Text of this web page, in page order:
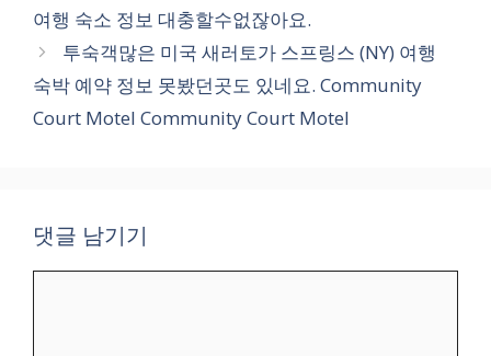
여행 숙소 정보 대충할수없잖아요.
투숙객많은 미국 새러토가 스프링스 (NY) 여행
숙박 예약 정보 못봤던곳도 있네요. Community
Court Motel Community Court Motel
댓글 남기기